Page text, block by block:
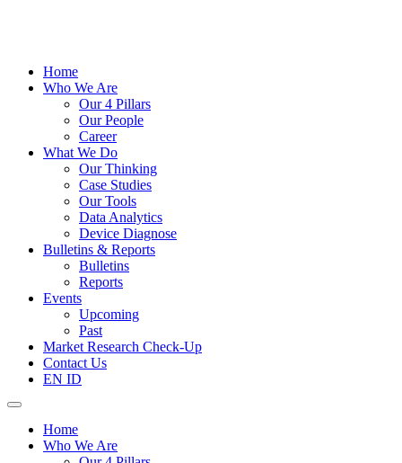
Home
Who We Are
Our 4 Pillars
Our People
Career
What We Do
Our Thinking
Case Studies
Our Tools
Data Analytics
Device Diagnose
Bulletins & Reports
Bulletins
Reports
Events
Upcoming
Past
Market Research Check-Up
Contact Us
EN ID
Home
Who We Are